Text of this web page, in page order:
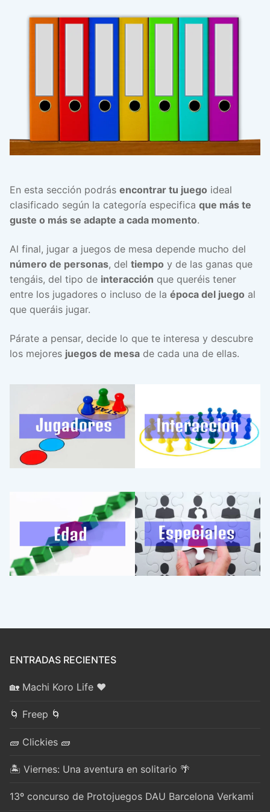
En esta sección podrás encontrar tu juego ideal
clasificado según la categoría especifica que más te
guste o más se adapte a cada momento.
Al final, jugar a juegos de mesa depende mucho del
número de personas, del tiempo y de las ganas que
tengáis, del tipo de interacción que queréis tener
entre los jugadores o incluso de la época del juego al
que queráis jugar.
Párate a pensar, decide lo que te interesa y descubre
los mejores juegos de mesa de cada una de ellas.
ENTRADAS RECIENTES
🏡 Machi Koro Life ❤️
🌀 Freep 🌀
🧱 Clickies 🧱
🏝️ Viernes: Una aventura en solitario 🌴
13º concurso de Protojuegos DAU Barcelona Verkami